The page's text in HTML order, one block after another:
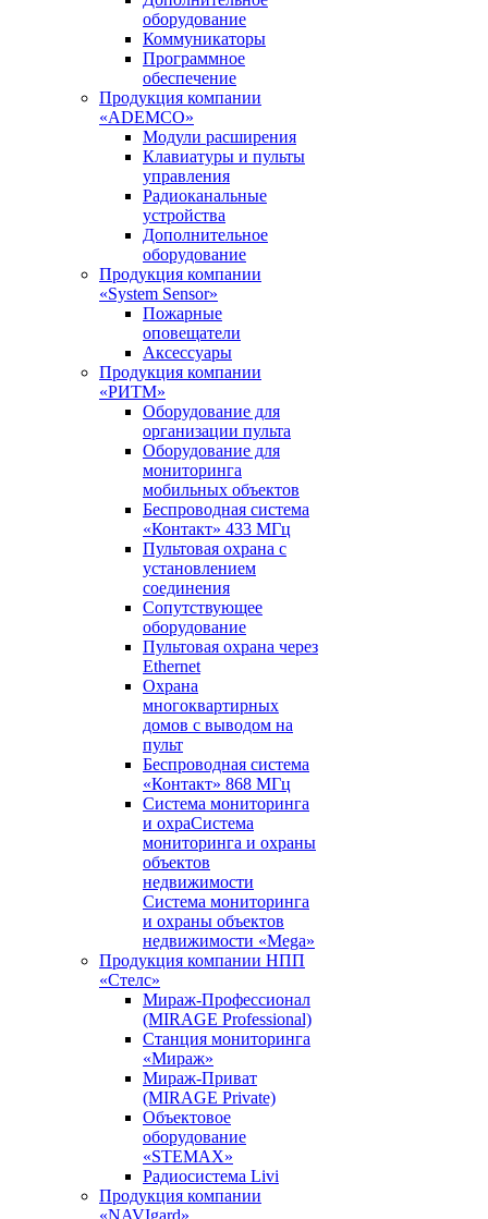
оборудование
Коммуникаторы
Программное
обеспечение
Продукция компании
«ADEMCO»
Модули расширения
Клавиатуры и пульты
управления
Радиоканальные
устройства
Дополнительное
оборудование
Продукция компании
«System Sensor»
Пожарные
оповещатели
Аксессуары
Продукция компании
«РИТМ»
Оборудование для
организации пульта
Оборудование для
мониторинга
мобильных объектов
Беспроводная система
«Контакт» 433 МГц
Пультовая охрана с
установлением
соединения
Сопутствующее
оборудование
Пультовая охрана через
Ethernet
Охрана
многоквартирных
домов с выводом на
пульт
Беспроводная система
«Контакт» 868 МГц
Система мониторинга
и охраСистема
мониторинга и охраны
объектов
недвижимости
Система мониторинга
и охраны объектов
недвижимости «Mega»
Продукция компании НПП
«Стелс»
Мираж-Профессионал
(MIRAGE Professional)
Станция мониторинга
«Мираж»
Мираж-Приват
(MIRAGE Private)
Объектовое
оборудование
«STEMAX»
Радиосистема Livi
Продукция компании
«NAVIgard»